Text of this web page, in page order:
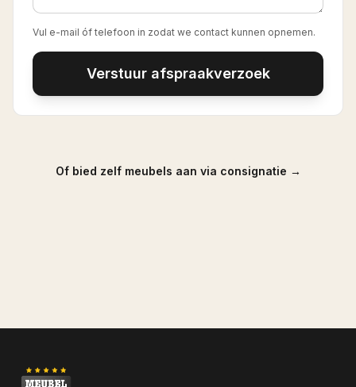
Vul e-mail óf telefoon in zodat we contact kunnen opnemen.
Verstuur afspraakverzoek
Of bied zelf meubels aan via consignatie →